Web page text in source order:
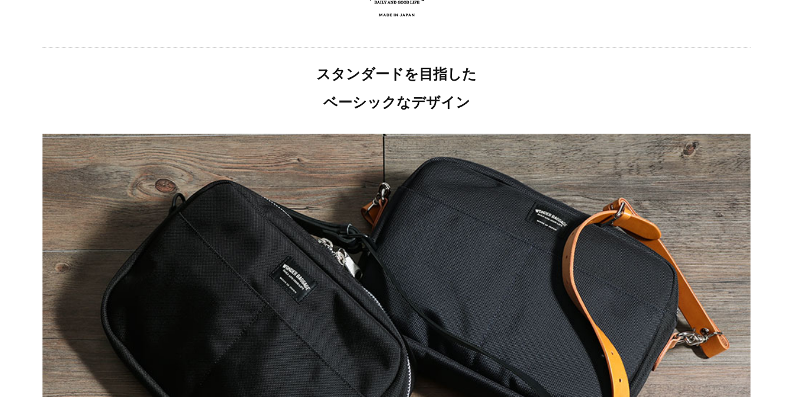
スタンダードを目指した
ベーシックなデザイン